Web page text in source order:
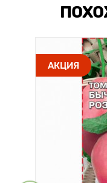
АКЦИЯ